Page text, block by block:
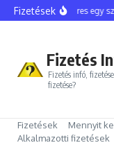
Ugrás a tartalomhoz
Fizetések
Mennyit keres egy
Fizetés
Fizetés infó,
fizetése?
Fizetések Mennyit
Alkalmazotti fizetések